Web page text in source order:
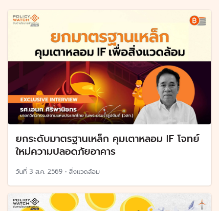
ยกระดับมาตรฐานเหล็ก คุมเตาหลอม IF โจทย์
ใหม่ความปลอดภัยอาคาร
วันที่ 3 ส.ค. 2569 • สิ่งแวดล้อม